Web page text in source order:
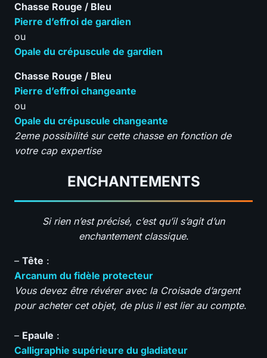
Chasse Rouge / Bleu
Pierre d’effroi de gardien
ou
Opale du crépuscule de gardien
Chasse Rouge / Bleu
Pierre d’effroi changeante
ou
Opale du crépuscule changeante
2eme possibilité sur cette chasse en fonction de
votre cap expertise
ENCHANTEMENTS
Si rien n’est précisé, c’est qu’il s’agit d’un
enchantement classique.
– Tête :
Arcanum du fidèle protecteur
Vous devez être révérer avec la Croisade d’argent
pour acheter cet objet, de plus il est lier au compte.
– Epaule :
Calligraphie supérieure du gladiateur